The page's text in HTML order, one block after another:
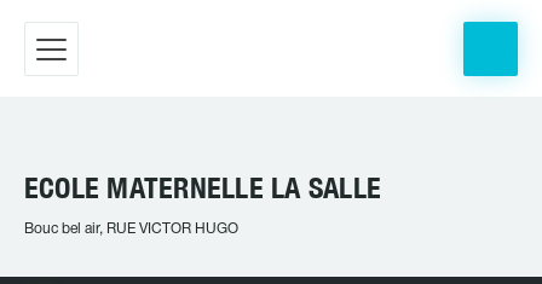
ECOLE MATERNELLE LA SALLE
Bouc bel air, RUE VICTOR HUGO